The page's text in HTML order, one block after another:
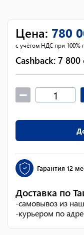
Цена: 780
с учётом НДС при 100%
Cashback: 7 800
Гарантия 12
Доставка по
-самовывоз из
-курьером по